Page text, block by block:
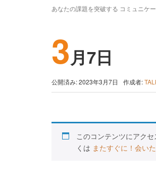
あなたの課題を突破する コミュニケ
3月7日
公開済み: 2023年3月7日 作成者:
このコンテンツにアクセ
くは またすぐに！会い